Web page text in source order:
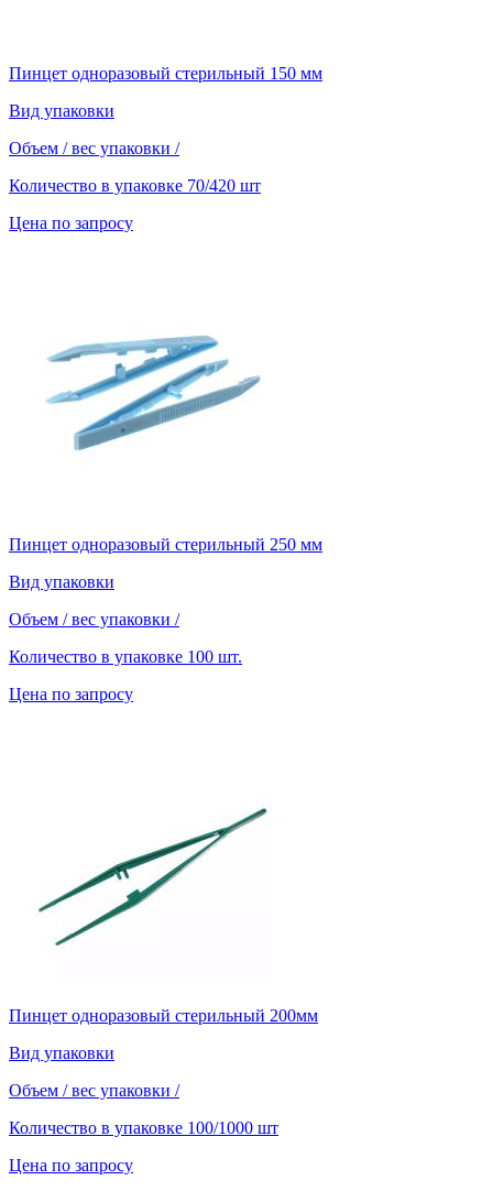
Пинцет одноразовый стерильный 150 мм
Вид упаковки
Объем / вес упаковки /
Количество в упаковке 70/420 шт
Цена по запросу
Пинцет одноразовый стерильный 250 мм
Вид упаковки
Объем / вес упаковки /
Количество в упаковке 100 шт.
Цена по запросу
Пинцет одноразовый стерильный 200мм
Вид упаковки
Объем / вес упаковки /
Количество в упаковке 100/1000 шт
Цена по запросу